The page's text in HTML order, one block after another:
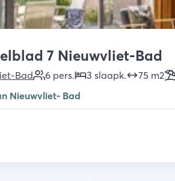
7 Nieuwvliet-Bad
Bad 6 pers. 3 slaapk. 75 m2
Nieuwvliet- Bad